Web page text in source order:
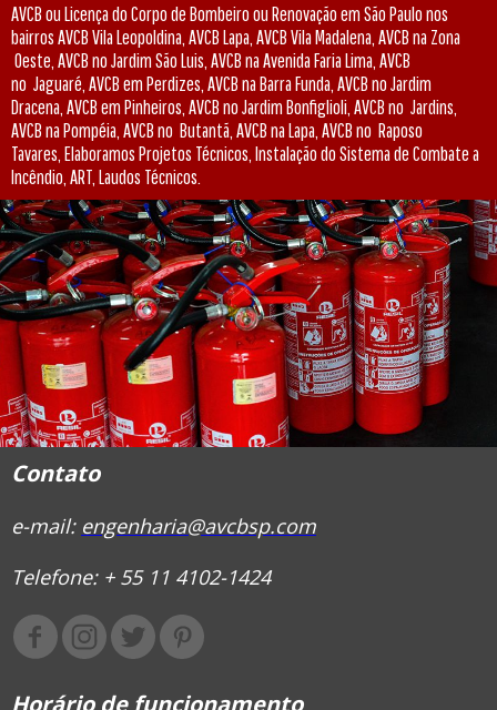
AVCB ou Licença do Corpo de Bombeiro ou Renovação em São Paulo nos
bairros AVCB Vila Leopoldina, AVCB Lapa, AVCB Vila Madalena, AVCB na Zona
Oeste, AVCB no Jardim São Luis, AVCB na Avenida Faria Lima, AVCB
no Jaguaré, AVCB em Perdizes, AVCB na Barra Funda, AVCB no Jardim
Dracena, AVCB em Pinheiros, AVCB no Jardim Bonfiglioli, AVCB no Jardins,
AVCB na Pompéia, AVCB no Butantã, AVCB na Lapa, AVCB no Raposo
Tavares, Elaboramos Projetos Técnicos, Instalação do Sistema de Combate a
Incêndio, ART, Laudos Técnicos.
Contato
e-mail: engenharia@avcbsp.com
Telefone: + 55 11 4102-1424
Horário de funcionamento